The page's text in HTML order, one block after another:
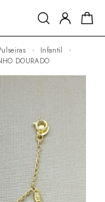
Pulseiras
Infantil
DOURADO